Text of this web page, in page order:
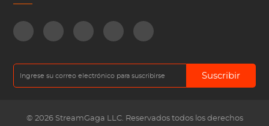
Suscribir
© 2026 StreamGaga LLC. Reservados todos los derechos